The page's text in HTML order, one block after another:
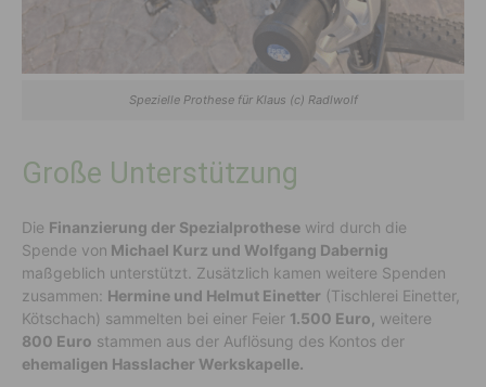
Spezielle Prothese für Klaus (c) Radlwolf
Große Unterstützung
Die Finanzierung der Spezialprothese wird durch die
Spende von Michael Kurz und Wolfgang Dabernig
maßgeblich unterstützt. Zusätzlich kamen weitere Spenden
zusammen: Hermine und Helmut Einetter (Tischlerei Einetter,
Kötschach) sammelten bei einer Feier 1.500 Euro, weitere
800 Euro stammen aus der Auflösung des Kontos der
ehemaligen Hasslacher Werkskapelle.